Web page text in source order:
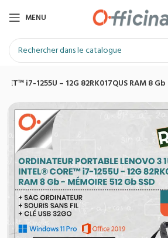
MENU
i7-1255U – 12G 82RK017QUS RAM 8 Gb